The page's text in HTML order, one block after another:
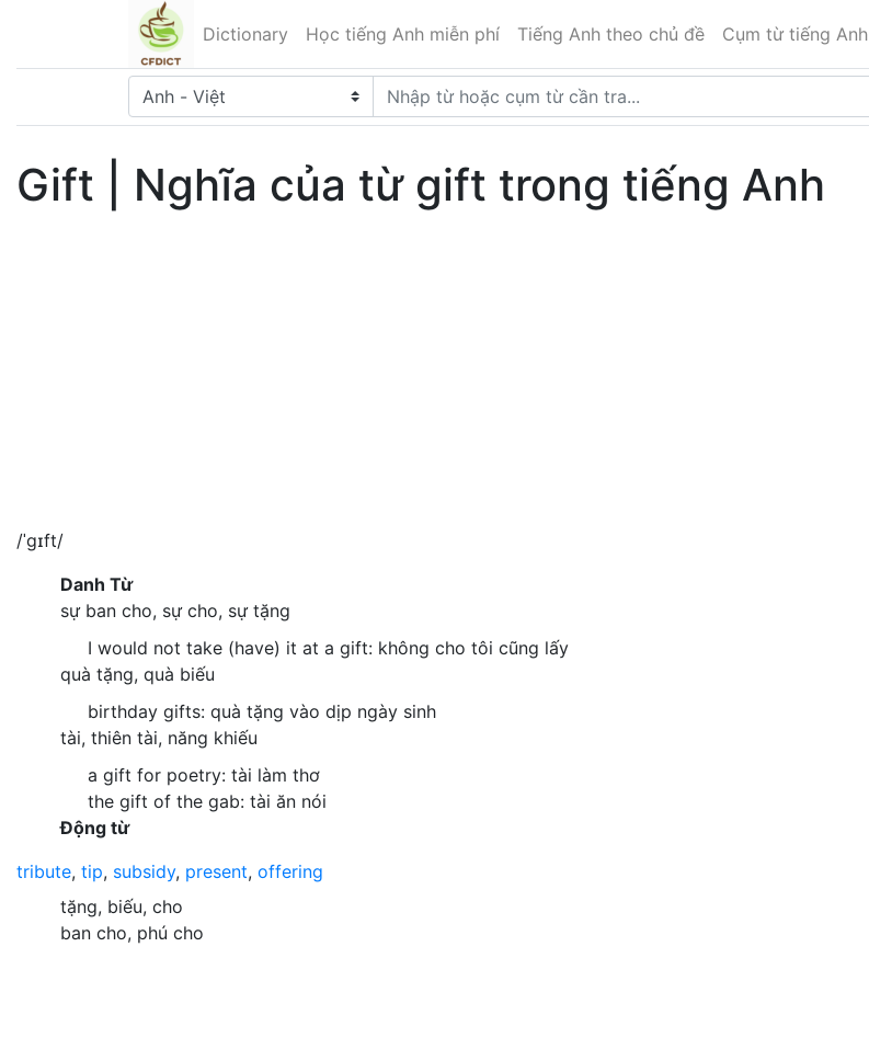
Dictionary Học tiếng Anh miễn phí Tiếng Anh theo chủ đề Cụm từ tiếng Anh
Gift | Nghĩa của từ gift trong tiếng Anh
/ˈgɪft/
Danh Từ
sự ban cho, sự cho, sự tặng
I would not take (have) it at a gift: không cho tôi cũng lấy
quà tặng, quà biếu
birthday gifts: quà tặng vào dịp ngày sinh
tài, thiên tài, năng khiếu
a gift for poetry: tài làm thơ
the gift of the gab: tài ăn nói
Động từ
tribute, tip, subsidy, present, offering
tặng, biếu, cho
ban cho, phú cho